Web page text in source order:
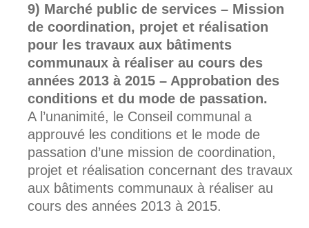
Marché public de services – Mission
de coordination, projet et réalisation
pour les travaux aux bâtiments
communaux à réaliser au cours des
années 2013 à 2015 – Approbation des
conditions et du mode de passation.
A l’unanimité, le Conseil communal a
approuvé les conditions et le mode de
passation d’une mission de coordination,
projet et réalisation concernant des travaux
aux bâtiments communaux à réaliser au
cours des années 2013 à 2015.